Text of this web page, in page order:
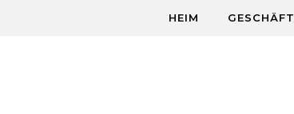
HEIM GESCHÄFT